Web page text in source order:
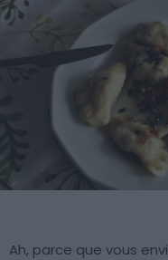
Ah, parce que vous